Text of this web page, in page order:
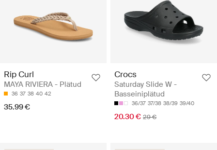
Rip Curl
MAYA RIVIERA - Plätud
36 37 38 40 42
35.99 €
Crocs
Saturday Slide W -
Basseiniplätud
36/37 37/38 38/39 39/40
20.30 € 29 €